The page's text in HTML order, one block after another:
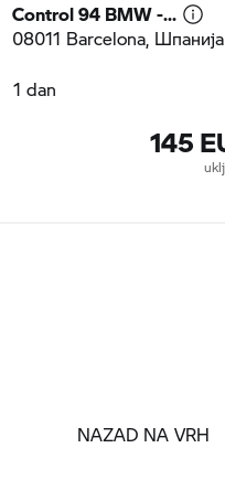
Control 94 BMW -...
08011 Barcelona, Шпанија
1 dan
145
NAZAD NA VRH